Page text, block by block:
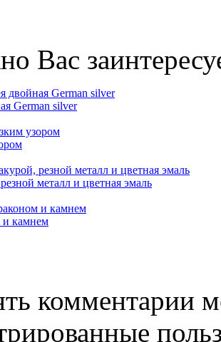
Вас
German silver
металл и цветная эмаль
и камнем
комментарии